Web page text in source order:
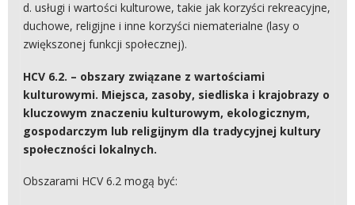
d. usługi i wartości kulturowe, takie jak korzyści rekreacyjne,
duchowe, religijne i inne korzyści niematerialne (lasy o
zwiększonej funkcji społecznej).
HCV 6.2. – obszary związane z wartościami
kulturowymi. Miejsca, zasoby, siedliska i krajobrazy o
kluczowym znaczeniu kulturowym, ekologicznym,
gospodarczym lub religijnym dla tradycyjnej kultury
społeczności lokalnych.
Obszarami HCV 6.2 mogą być: